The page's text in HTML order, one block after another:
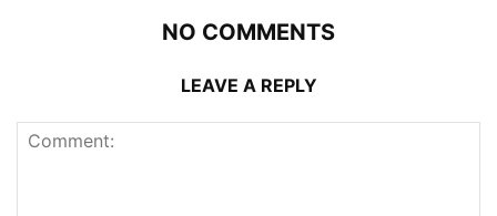
NO COMMENTS
LEAVE A REPLY